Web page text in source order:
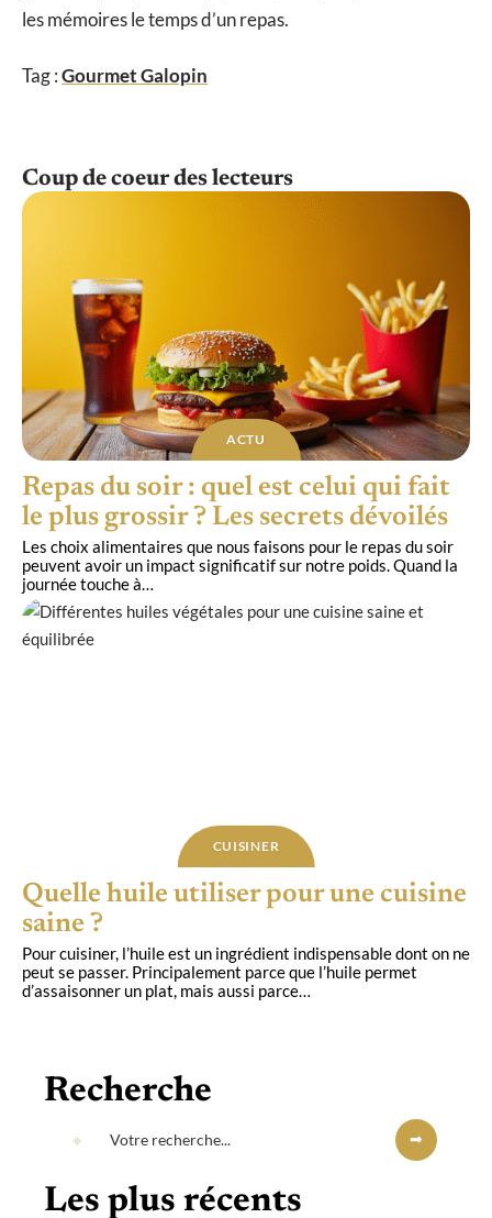
les mémoires le temps d’un repas.
Tag :Gourmet Galopin
Coup de coeur des lecteurs
ACTU
Repas du soir : quel est celui qui fait
le plus grossir ? Les secrets dévoilés
Les choix alimentaires que nous faisons pour le repas du soir
peuvent avoir un impact significatif sur notre poids. Quand la
journée touche à…
CUISINER
Quelle huile utiliser pour une cuisine
saine ?
Pour cuisiner, l’huile est un ingrédient indispensable dont on ne
peut se passer. Principalement parce que l’huile permet
d’assaisonner un plat, mais aussi parce…
Recherche
Les plus récents